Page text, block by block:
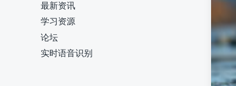
最新资讯
学习资源
论坛
实时语音识别